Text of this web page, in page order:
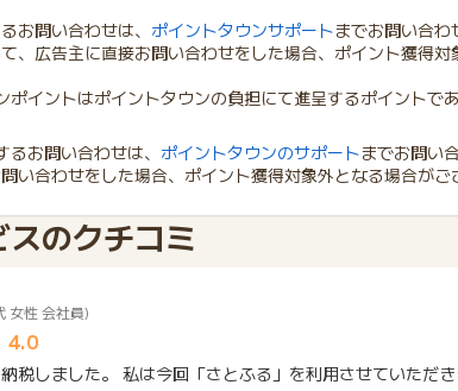
お問い合わせは、 ポイントタウンサポートまでお問い合わ
、広告主に直接お問い合わせをした場合、ポイント獲得対
ポイントはポイントタウンの負担にて進呈するポイントで
お問い合わせは、 ポイントタウンのサポートまでお問い
い合わせをした場合、ポイント獲得対象外となる場合がご
スのクチコミ
女性 会社員)
税しました。 私は今回「さとふる」を利用させていただ